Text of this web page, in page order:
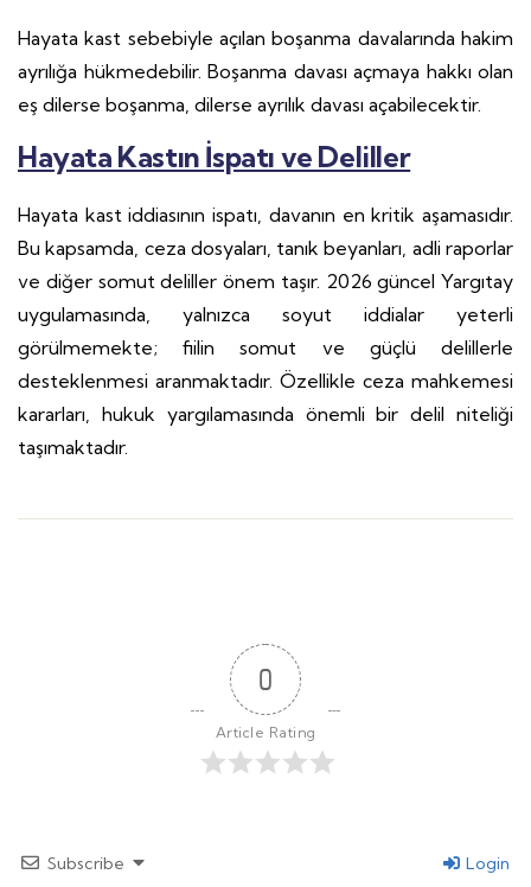
Hayata kast sebebiyle açılan boşanma davalarında hakim
ayrılığa hükmedebilir. Boşanma davası açmaya hakkı olan
eş dilerse boşanma, dilerse ayrılık davası açabilecektir.
Hayata Kastın İspatı ve Deliller
Hayata kast iddiasının ispatı, davanın en kritik aşamasıdır.
Bu kapsamda, ceza dosyaları, tanık beyanları, adli raporlar
ve diğer somut deliller önem taşır. 2026 güncel Yargıtay
uygulamasında, yalnızca soyut iddialar yeterli
görülmemekte; fiilin somut ve güçlü delillerle
desteklenmesi aranmaktadır. Özellikle ceza mahkemesi
kararları, hukuk yargılamasında önemli bir delil niteliği
taşımaktadır.
0
Article Rating
Subscribe Login